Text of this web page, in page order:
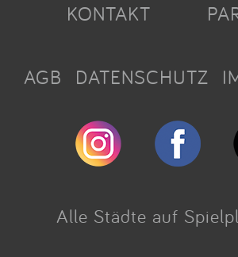
KONTAKT
AGB DATENSCHUTZ
Alle Städte auf